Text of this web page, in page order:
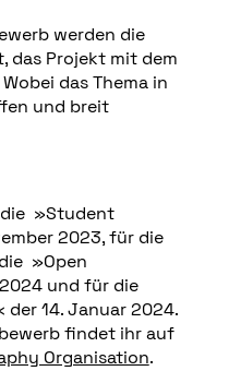
werden die
das Projekt mit dem
das Thema in
und breit
»Student
2023, für die
»Open
und für die
14. Januar 2024.
findet ihr auf
Organisation.